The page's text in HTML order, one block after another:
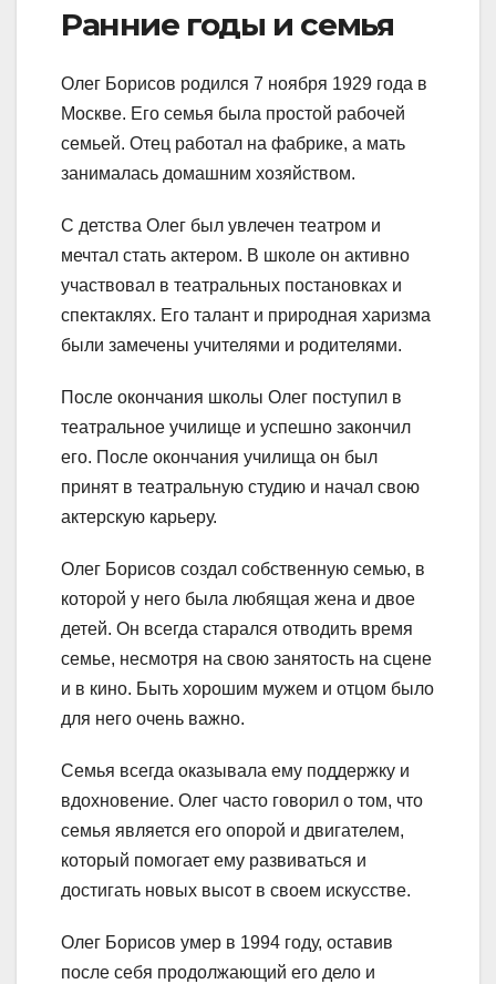
Ранние годы и семья
Олег Борисов родился 7 ноября 1929 года в
Москве. Его семья была простой рабочей
семьей. Отец работал на фабрике, а мать
занималась домашним хозяйством.
С детства Олег был увлечен театром и
мечтал стать актером. В школе он активно
участвовал в театральных постановках и
спектаклях. Его талант и природная харизма
были замечены учителями и родителями.
После окончания школы Олег поступил в
театральное училище и успешно закончил
его. После окончания училища он был
принят в театральную студию и начал свою
актерскую карьеру.
Олег Борисов создал собственную семью, в
которой у него была любящая жена и двое
детей. Он всегда старался отводить время
семье, несмотря на свою занятость на сцене
и в кино. Быть хорошим мужем и отцом было
для него очень важно.
Семья всегда оказывала ему поддержку и
вдохновение. Олег часто говорил о том, что
семья является его опорой и двигателем,
который помогает ему развиваться и
достигать новых высот в своем искусстве.
Олег Борисов умер в 1994 году, оставив
после себя продолжающий его дело и